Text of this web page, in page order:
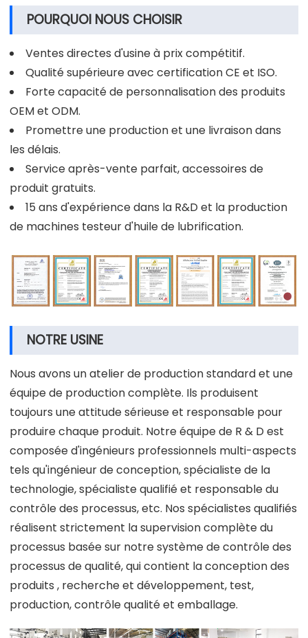
POURQUOI NOUS CHOISIR
Ventes directes d'usine à prix compétitif.
Qualité supérieure avec certification CE et ISO.
Forte capacité de personnalisation des produits
OEM et ODM.
Promettre une production et une livraison dans
les délais.
Service après-vente parfait, accessoires de
produit gratuits.
15 ans d'expérience dans la R&D et la production
de machines testeur d'huile de lubrification.
NOTRE USINE
Nous avons un atelier de production standard et une
équipe de production complète. Ils produisent
toujours une attitude sérieuse et responsable pour
produire chaque produit. Notre équipe de R & D est
composée d'ingénieurs professionnels multi-aspects
tels qu'ingénieur de conception, spécialiste de la
technologie, spécialiste qualifié et responsable du
contrôle des processus, etc. Nos spécialistes qualifiés
réalisent strictement la supervision complète du
processus basée sur notre système de contrôle des
processus de qualité, qui contient la conception des
produits , recherche et développement, test,
production, contrôle qualité et emballage.